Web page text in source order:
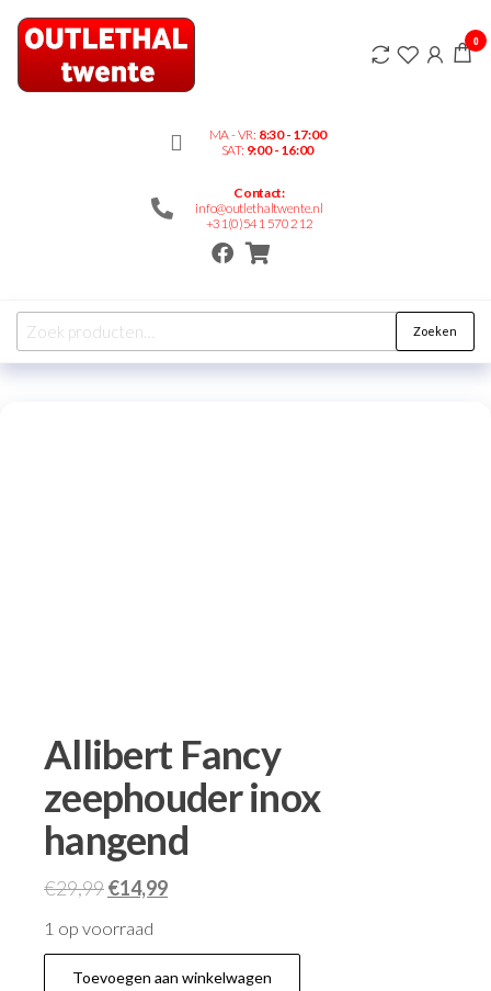
Outlethaltwente.nl
– altijd iets te
MA - VR: 8:30 - 17:00
SAT: 9:00 - 16:00
Contact:
info@outlethaltwente.nl
+31(0)541 570 212
0
Zoeken
Allibert Fancy
zeephouder inox
hangend
€29,99€14,99
1 op voorraad
Toevoegen aan winkelwagen